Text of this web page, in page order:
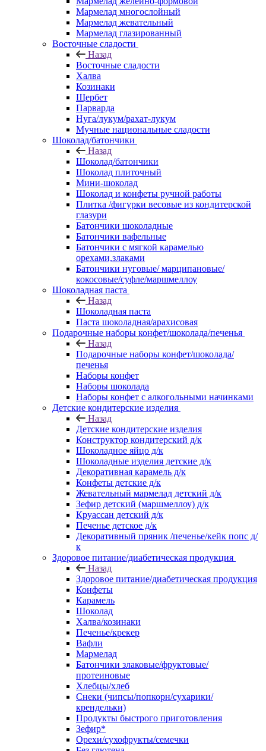
Мармелад многослойный
Мармелад жевательный
Мармелад глазированный
Восточные сладости
Назад
Восточные сладости
Халва
Козинаки
Щербет
Парварда
Нуга/лукум/рахат-лукум
Мучные национальные сладости
Шоколад/батончики
Назад
Шоколад/батончики
Шоколад плиточный
Мини-шоколад
Шоколад и конфеты ручной работы
Плитка /фигурки весовые из кондитерской
глазури
Батончики шоколадные
Батончики вафельные
Батончики с мягкой карамелью
орехами,злаками
Батончики нуговые/ марципановые/
кокосовые/суфле/маршмеллоу
Шоколадная паста
Назад
Шоколадная паста
Паста шоколадная/арахисовая
Подарочные наборы конфет/шоколада/печенья
Назад
Подарочные наборы конфет/шоколада/
печенья
Наборы конфет
Наборы шоколада
Наборы конфет с алкогольными начинками
Детские кондитерские изделия
Назад
Детские кондитерские изделия
Конструктор кондитерский д/к
Шоколадное яйцо д/к
Шоколадные изделия детские д/к
Декоративная карамель д/к
Конфеты детские д/к
Жевательный мармелад детский д/к
Зефир детский (маршмеллоу) д/к
Круассан детский д/к
Печенье детское д/к
Декоративный пряник /печенье/кейк попс д/
к
Здоровое питание/диабетическая продукция
Назад
Здоровое питание/диабетическая продукция
Конфеты
Карамель
Шоколад
Халва/козинаки
Печенье/крекер
Вафли
Мармелад
Батончики злаковые/фруктовые/
протеиновые
Хлебцы/хлеб
Снеки (чипсы/попкорн/сухарики/
крендельки)
Продукты быстрого приготовления
Зефир*
Орехи/сухофрукты/семечки